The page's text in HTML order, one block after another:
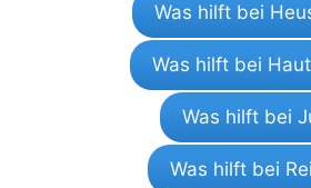
Was hilft bei
Was hilft bei
Was hilft bei
Was hilft bei